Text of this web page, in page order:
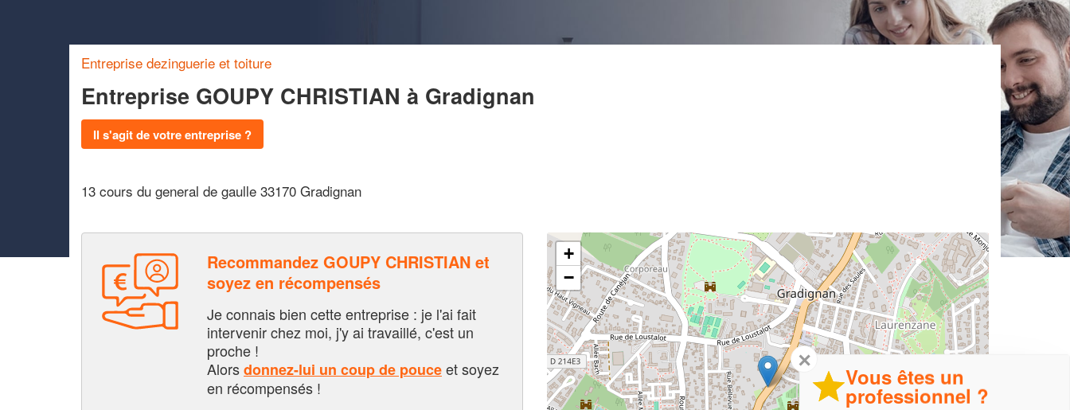
Entreprise dezinguerie et toiture
Entreprise GOUPY CHRISTIAN à Gradignan
Il s'agit de votre entreprise ?
13 cours du general de gaulle 33170 Gradignan
Recommandez GOUPY CHRISTIAN et
soyez en récompensés
Je connais bien cette entreprise : je l'ai fait
intervenir chez moi, j'y ai travaillé, c'est un
proche !
Alorsdonnez-lui un coup de pouceet soyez
en récompensés !
+
−
✕
Vous êtes un
professionnel ?